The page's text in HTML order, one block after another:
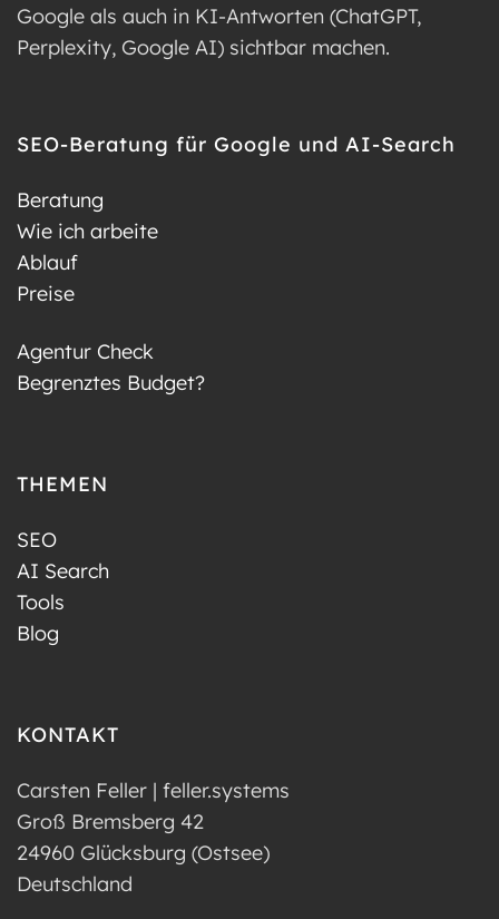
Google als auch in KI-Antworten (ChatGPT,
Perplexity, Google AI) sichtbar machen.
SEO-Beratung für Google und AI-Search
Beratung
Wie ich arbeite
Ablauf
Preise
Agentur Check
Begrenztes Budget?
THEMEN
SEO
AI Search
Tools
Blog
KONTAKT
Carsten Feller | feller.systems
Groß Bremsberg 42
24960 Glücksburg (Ostsee)
Deutschland